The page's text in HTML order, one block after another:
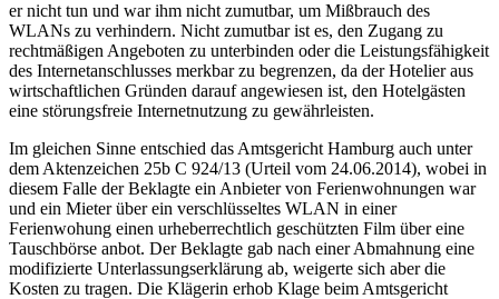
er nicht tun und war ihm nicht zumutbar, um Mißbrauch des
WLANs zu verhindern. Nicht zumutbar ist es, den Zugang zu
rechtmäßigen Angeboten zu unterbinden oder die Leistungsfähigkeit
des Internetanschlusses merkbar zu begrenzen, da der Hotelier aus
wirtschaftlichen Gründen darauf angewiesen ist, den Hotelgästen
eine störungsfreie Internetnutzung zu gewährleisten.
Im gleichen Sinne entschied das Amtsgericht Hamburg auch unter
dem Aktenzeichen 25b C 924/13 (Urteil vom 24.06.2014), wobei in
diesem Falle der Beklagte ein Anbieter von Ferienwohnungen war
und ein Mieter über ein verschlüsseltes WLAN in einer
Ferienwohung einen urheberrechtlich geschützten Film über eine
Tauschbörse anbot. Der Beklagte gab nach einer Abmahnung eine
modifizierte Unterlassungserklärung ab, weigerte sich aber die
Kosten zu tragen. Die Klägerin erhob Klage beim Amtsgericht